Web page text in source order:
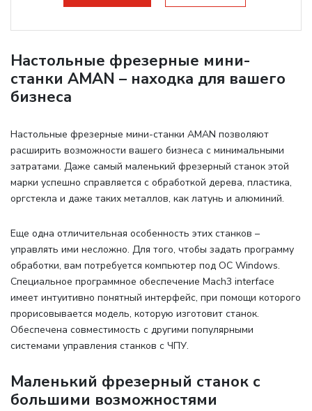
Настольные фрезерные мини-
станки AMAN – находка для вашего
бизнеса
Настольные фрезерные мини-станки AMAN позволяют
расширить возможности вашего бизнеса с минимальными
затратами. Даже самый маленький фрезерный станок этой
марки успешно справляется с обработкой дерева, пластика,
оргстекла и даже таких металлов, как латунь и алюминий.
Еще одна отличительная особенность этих станков –
управлять ими несложно. Для того, чтобы задать программу
обработки, вам потребуется компьютер под ОС Windows.
Специальное программное обеспечение Mach3 interface
имеет интуитивно понятный интерфейс, при помощи которого
прорисовывается модель, которую изготовит станок.
Обеспечена совместимость с другими популярными
системами управления станков с ЧПУ.
Маленький фрезерный станок с
большими возможностями